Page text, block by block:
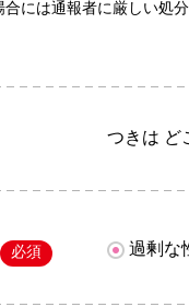
には通報者に厳しい処
つきは ど
必須 過剰な